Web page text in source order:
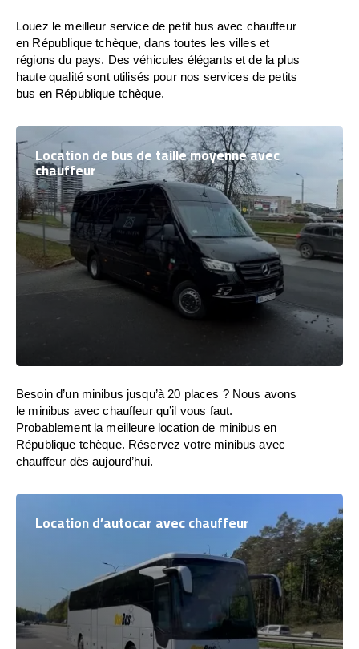
Louez le meilleur service de petit bus avec chauffeur
en République tchèque, dans toutes les villes et
régions du pays. Des véhicules élégants et de la plus
haute qualité sont utilisés pour nos services de petits
bus en République tchèque.
Location de bus de taille moyenne avec
chauffeur
Besoin d’un minibus jusqu’à 20 places ? Nous avons
le minibus avec chauffeur qu’il vous faut.
Probablement la meilleure location de minibus en
République tchèque. Réservez votre minibus avec
chauffeur dès aujourd’hui.
Location d’autocar avec chauffeur